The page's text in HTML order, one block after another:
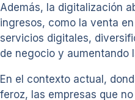
Además, la digitalización
ingresos, como la venta
servicios digitales,
de negocio y aumentando
En el contexto actual,
feroz, las empresas que